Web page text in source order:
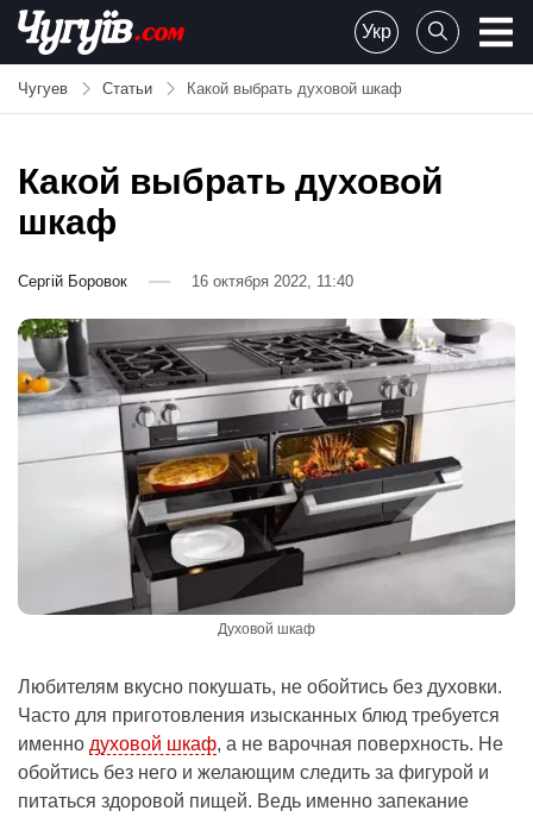
Skip
content
Chuguiv
Укр
Чугуев Статьи Какой выбрать духовой шкаф
Какой выбрать духовой
шкаф
Сергій Боровок 16 октября 2022, 11:40
Духовой шкаф
Любителям вкусно покушать, не обойтись без духовки.
Часто для приготовления изысканных блюд требуется
именно духовой шкаф, а не варочная поверхность. Не
обойтись без него и желающим следить за фигурой и
питаться здоровой пищей. Ведь именно запекание